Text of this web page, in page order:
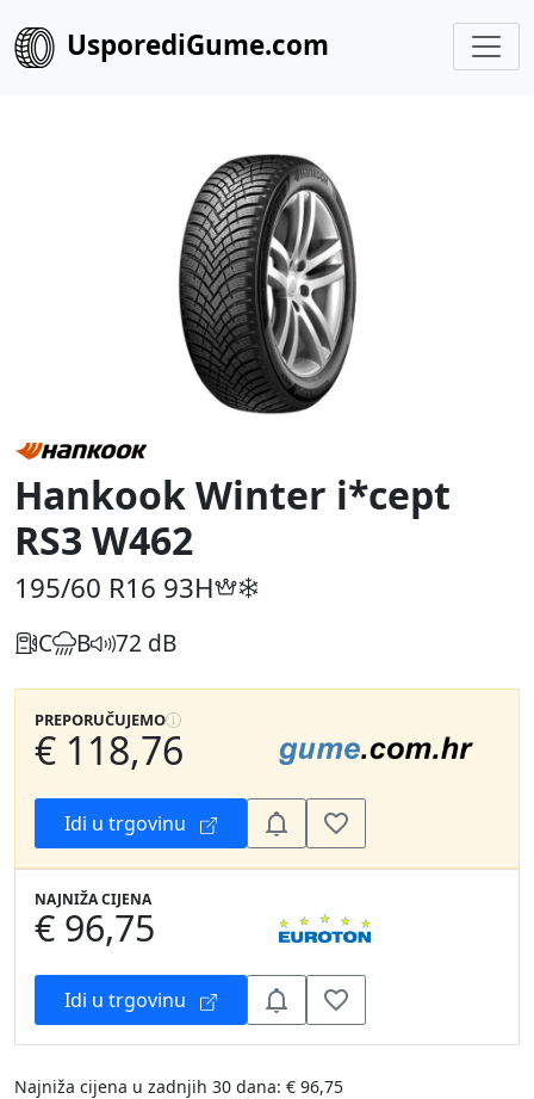
UsporediGume.com
Hankook Winter i*cept
RS3 W462
195/60 R16 93H
C B 72 dB
PREPORUČUJEMO
€ 118,76
Idi u trgovinu
NAJNIŽA CIJENA
€ 96,75
Idi u trgovinu
Najniža cijena u zadnjih 30 dana: € 96,75